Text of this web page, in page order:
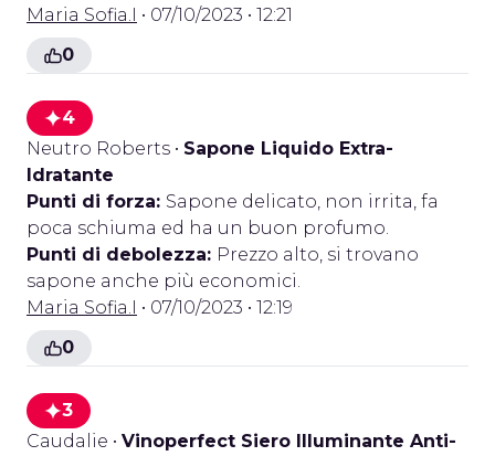
Maria Sofia.I • 07/10/2023 • 12:21
0
4
Neutro Roberts • Sapone Liquido Extra-
Idratante
Punti di forza: Sapone delicato, non irrita, fa
poca schiuma ed ha un buon profumo.
Punti di debolezza: Prezzo alto, si trovano
sapone anche più economici.
Maria Sofia.I • 07/10/2023 • 12:19
0
3
Caudalie • Vinoperfect Siero Illuminante Anti-